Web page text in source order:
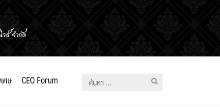
ศษ CEO Forum
ค้นหา